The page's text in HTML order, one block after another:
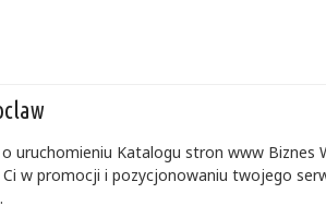
uruchomieniu Katalogu stron www
w promocji i pozycjonowaniu twojego